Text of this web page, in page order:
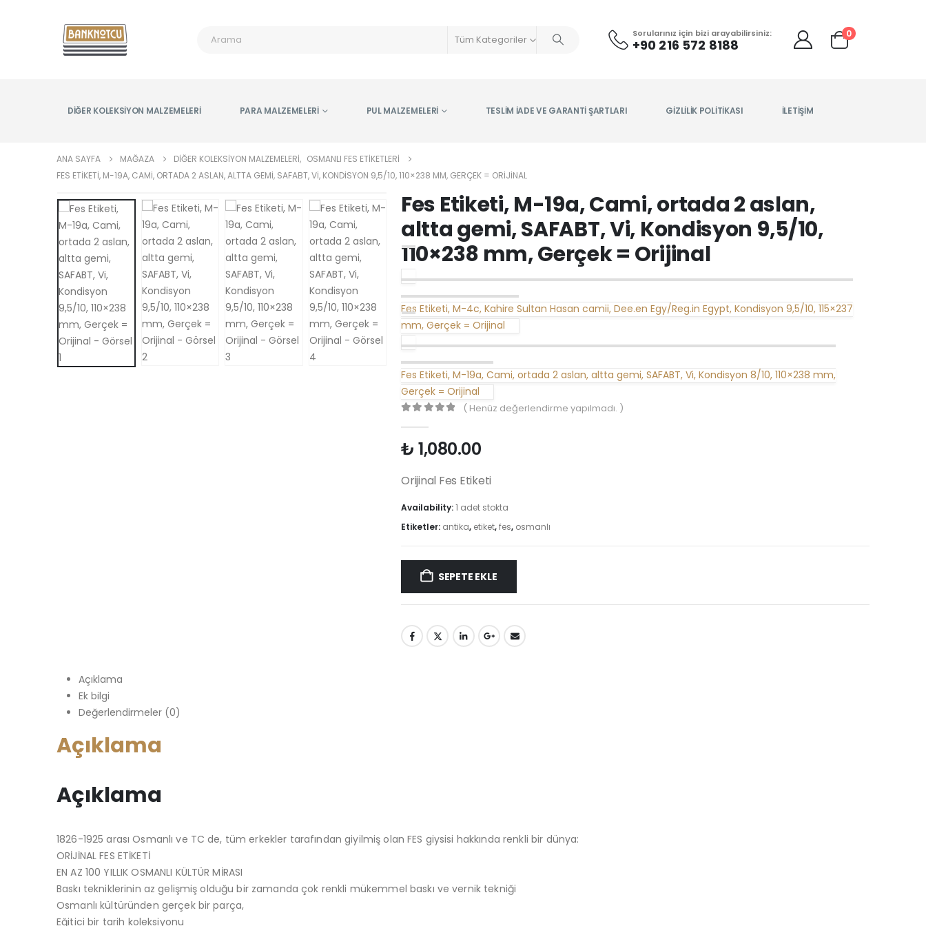
Tüm Kategoriler Sorularınız için bizi arayabilirsiniz:
+90 216 572 8188
0
DIĞER KOLEKSIYON MALZEMELERI PARA MALZEMELERI PUL MALZEMELERI TESLIM İADE VE GARANTI ŞARTLARI GIZLILIK POLITIKASI İLETIŞIM
ANA SAYFA MAĞAZA DIĞER KOLEKSIYON MALZEMELERI, OSMANLI FES ETIKETLERI
FES ETIKETI, M-19A, CAMI, ORTADA 2 ASLAN, ALTTA GEMI, SAFABT, VI, KONDISYON 9,5/10, 110×238 MM, GERÇEK = ORIJINAL
Fes Etiketi, M-19a, Cami, ortada 2 aslan,
altta gemi, SAFABT, Vi, Kondisyon 9,5/10,
110×238 mm, Gerçek = Orijinal
Fes Etiketi, M-4c, Kahire Sultan Hasan camii, Dee.en Egy/Reg.in Egypt, Kondisyon 9,5/10, 115×237
mm, Gerçek = Orijinal
Fes Etiketi, M-19a, Cami, ortada 2 aslan, altta gemi, SAFABT, Vi, Kondisyon 8/10, 110×238 mm,
Gerçek = Orijinal
( Henüz değerlendirme yapılmadı. )
₺ 1,080.00
Orijinal Fes Etiketi
Availability:1 adet stokta
Etiketler: antika, etiket,fes, osmanlı
SEPETE EKLE
Açıklama
Ek bilgi
Değerlendirmeler (0)
Açıklama
Açıklama
1826-1925 arası Osmanlı ve TC de, tüm erkekler tarafından giyilmiş olan FES giysisi hakkında renkli bir dünya:
ORİJİNAL FES ETİKETİ
EN AZ 100 YILLIK OSMANLI KÜLTÜR MİRASI
Baskı tekniklerinin az gelişmiş olduğu bir zamanda çok renkli mükemmel baskı ve vernik tekniği
Osmanlı kültüründen gerçek bir parça,
Eğitici bir tarih koleksiyonu